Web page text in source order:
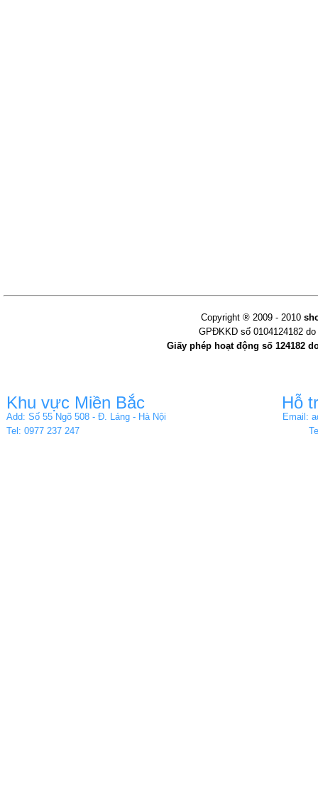
Copyright ® 2009 - 2010
GPĐKKD số 0104124182
Giấy phép hoạt động số 124182
Khu vực Miền Bắc
Add: Số 55 Ngõ 508 - Đ. Láng - Hà Nội
Tel: 0977 237 247
Hỗ
Email: